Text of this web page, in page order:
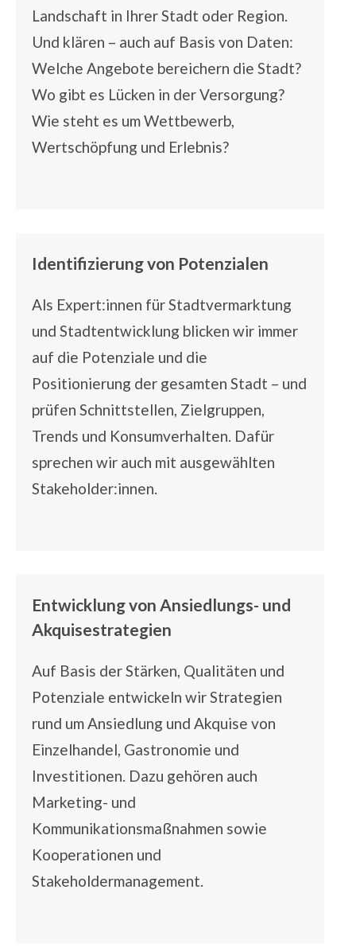
Landschaft in Ihrer Stadt oder Region.
Und klären – auch auf Basis von Daten:
Welche Angebote bereichern die Stadt?
Wo gibt es Lücken in der Versorgung?
Wie steht es um Wettbewerb,
Wertschöpfung und Erlebnis?
Identifizierung von Potenzialen
Als Expert:innen für Stadtvermarktung
und Stadtentwicklung blicken wir immer
auf die Potenziale und die
Positionierung der gesamten Stadt – und
prüfen Schnittstellen, Zielgruppen,
Trends und Konsumverhalten. Dafür
sprechen wir auch mit ausgewählten
Stakeholder:innen.
Entwicklung von Ansiedlungs- und
Akquisestrategien
Auf Basis der Stärken, Qualitäten und
Potenziale entwickeln wir Strategien
rund um Ansiedlung und Akquise von
Einzelhandel, Gastronomie und
Investitionen. Dazu gehören auch
Marketing- und
Kommunikationsmaßnahmen sowie
Kooperationen und
Stakeholdermanagement.